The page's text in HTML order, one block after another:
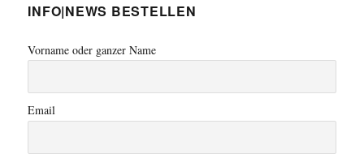
INFO|NEWS BESTELLEN
Vorname oder ganzer Name
Email